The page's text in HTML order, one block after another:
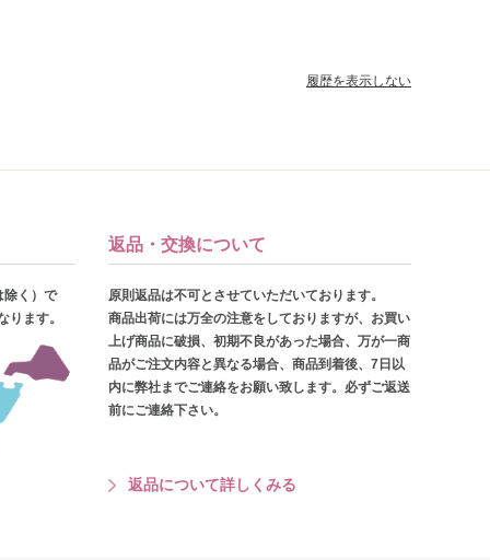
履歴を表示しない
除く）で
ります。
返品・交換について
原則返品は不可とさせていただいております。
商品出荷には万全の注意をしておりますが、お買い
上げ商品に破損、初期不良があった場合、万が一商
品がご注文内容と異なる場合、商品到着後、7日以
内に弊社までご連絡をお願い致します。必ずご返送
前にご連絡下さい。
返品について詳しくみる